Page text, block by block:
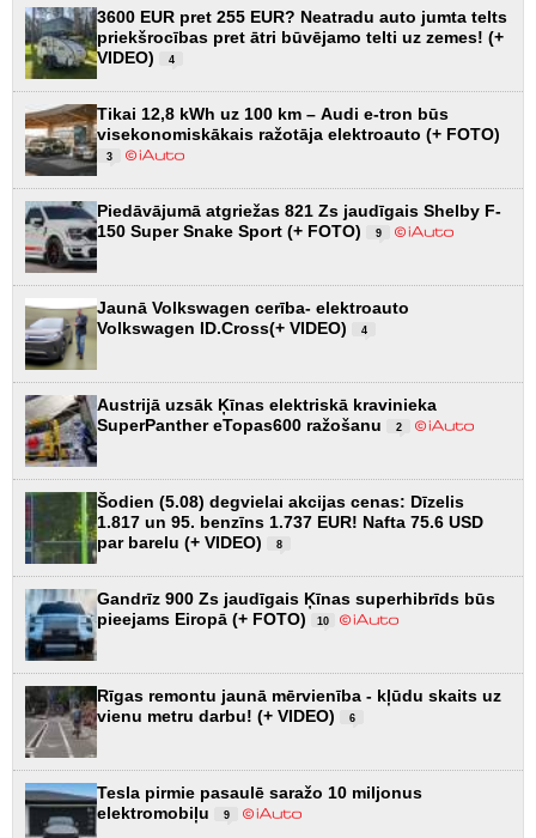
3600 EUR pret 255 EUR? Neatradu auto jumta telts
priekšrocības pret ātri būvējamo telti uz zemes! (+
VIDEO)
4
Tikai 12,8 kWh uz 100 km – Audi e-tron būs
visekonomiskākais ražotāja elektroauto (+ FOTO)
3
Piedāvājumā atgriežas 821 Zs jaudīgais Shelby F-
150 Super Snake Sport (+ FOTO)
9
Jaunā Volkswagen cerība- elektroauto
Volkswagen ID.Cross(+ VIDEO)
4
Austrijā uzsāk Ķīnas elektriskā kravinieka
SuperPanther eTopas600 ražošanu
2
Šodien (5.08) degvielai akcijas cenas: Dīzelis
1.817 un 95. benzīns 1.737 EUR! Nafta 75.6 USD
par barelu (+ VIDEO)
8
Gandrīz 900 Zs jaudīgais Ķīnas superhibrīds būs
pieejams Eiropā (+ FOTO)
10
Rīgas remontu jaunā mērvienība - kļūdu skaits uz
vienu metru darbu! (+ VIDEO)
6
Tesla pirmie pasaulē saražo 10 miljonus
elektromobiļu
9